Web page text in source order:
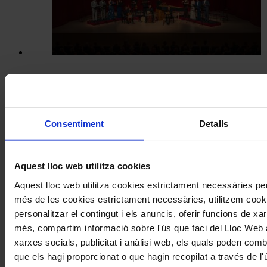
Consentiment Detalls
Aquest lloc web utilitza cookies
Aquest lloc web utilitza cookies estrictament necessàries
més de les cookies estrictament necessàries, utilitzem
personalitzar el contingut i els anuncis, oferir funcions de
més, compartim informació sobre l'ús que faci del Lloc Web
xarxes socials, publicitat i anàlisi web, els quals poden
que els hagi proporcionat o que hagin recopilat a través de
Concerts
ple agost al Festival de Torroella